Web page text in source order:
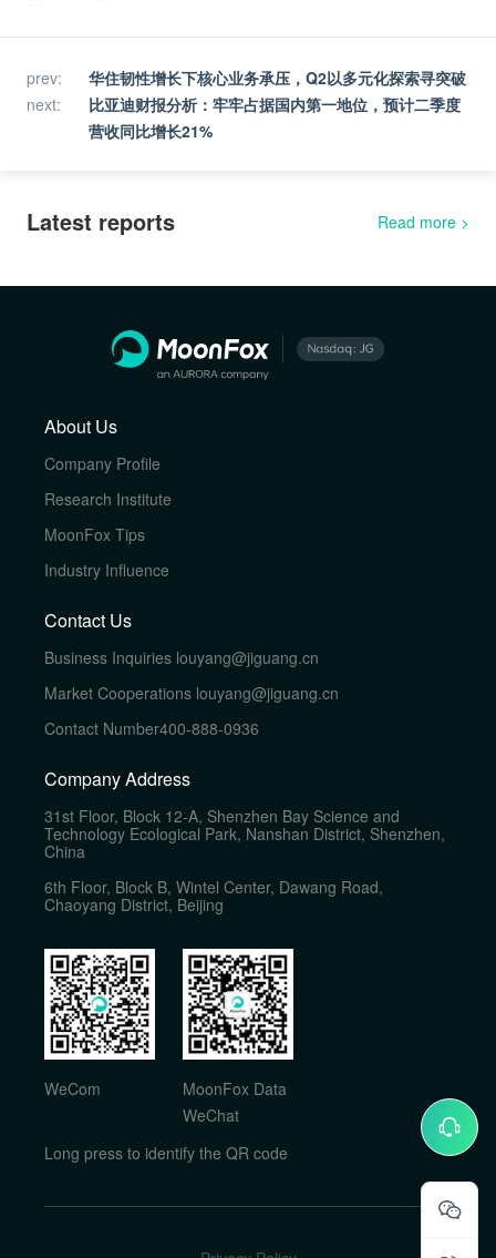
prev:
华住韧性增长下核心业务承压，Q2以多元化探索寻突破
next:
比亚迪财报分析：牢牢占据国内第一地位，预计二季度
营收同比增长21%
Latest reports Read more >
About Us
Company Profile
Research Institute
MoonFox Tips
Industry Influence
Contact Us
Business Inquiries louyang@jiguang.cn
Market Cooperations louyang@jiguang.cn
Contact Number400-888-0936
Company Address
31st Floor, Block 12-A, Shenzhen Bay Science and
Technology Ecological Park, Nanshan District, Shenzhen,
China
6th Floor, Block B, Wintel Center, Dawang Road,
Chaoyang District, Beijing
WeCom
MoonFox Data
WeChat
Long press to identify the QR code